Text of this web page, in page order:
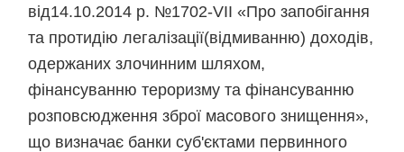
від14.10.2014 р. №1702-VII «Про запобігання
та протидію легалізації(відмиванню) доходів,
одержаних злочинним шляхом,
фінансуванню тероризму та фінансуванню
розповсюдження зброї масового знищення»,
що визначає банки суб'єктами первинного